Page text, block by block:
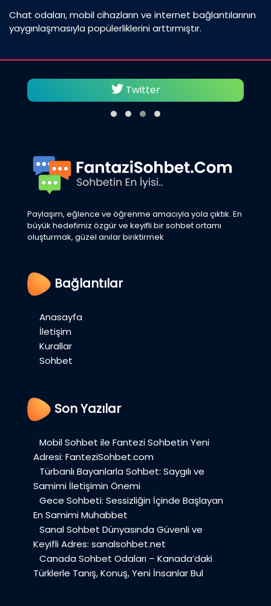
Chat odaları, mobil cihazların ve internet bağlantılarının
yaygınlaşmasıyla popülerliklerini arttırmıştır.
Twitter
Paylaşım, eğlence ve öğrenme amacıyla yola çıktık. En
büyük hedefimiz özgür ve keyifli bir sohbet ortamı
oluşturmak, güzel anılar biriktirmek
Bağlantılar
Anasayfa
İletişim
Kurallar
Sohbet
Son Yazılar
Mobil Sohbet ile Fantezi Sohbetin Yeni
Adresi: FanteziSohbet.com
Türbanlı Bayanlarla Sohbet: Saygılı ve
Samimi İletişimin Önemi
Gece Sohbeti: Sessizliğin İçinde Başlayan
En Samimi Muhabbet
Sanal Sohbet Dünyasında Güvenli ve
Keyifli Adres: sanalsohbet.net
Canada Sohbet Odaları – Kanada’daki
Türklerle Tanış, Konuş, Yeni İnsanlar Bul